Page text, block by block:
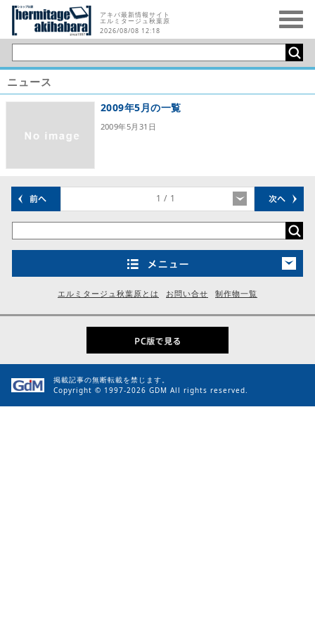
アキバ最新情報サイト
エルミタージュ秋葉原
2026/08/08 12:18
ニュース
2009年5月の一覧
2009年5月31日
/ 1
エルミタージュ秋葉原とは お問い合せ 制作物一覧
掲載記事の無断転載を禁じます。
Copyright © 1997-2026 GDM All rights reserved.